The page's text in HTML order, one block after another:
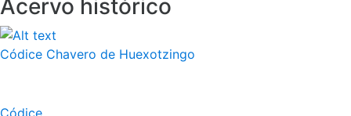
Acervo histórico
Códice Chavero de Huexotzingo
Códice